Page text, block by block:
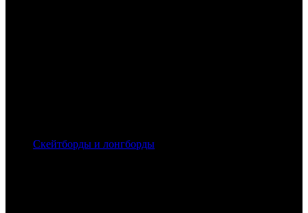
Скейтборды и лонгборды